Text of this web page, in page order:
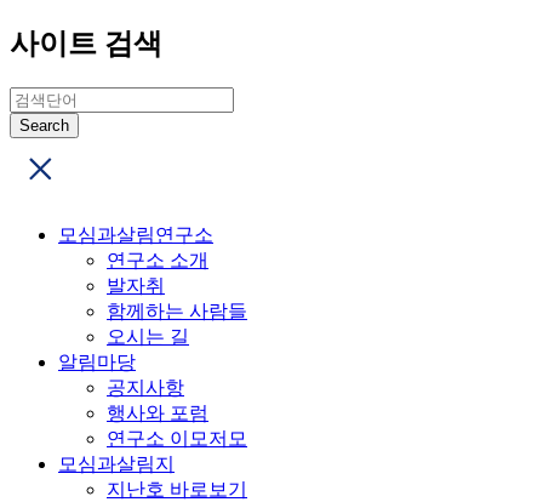
사이트 검색
모심과살림연구소
연구소 소개
발자취
함께하는 사람들
오시는 길
알림마당
공지사항
행사와 포럼
연구소 이모저모
모심과살림지
지난호 바로보기